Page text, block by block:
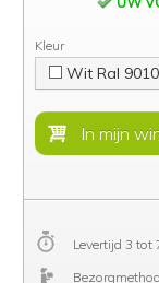
Kleur
Wit Ral 9010
Levertijd 3 tot